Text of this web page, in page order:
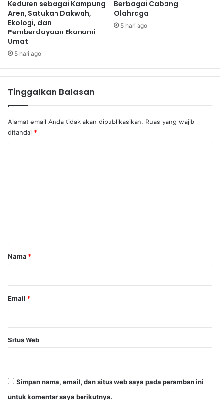
Keduren sebagai Kampung
Aren, Satukan Dakwah,
Ekologi, dan
Pemberdayaan Ekonomi
Umat
5 hari ago
Berbagai Cabang
Olahraga
5 hari ago
Tinggalkan Balasan
Alamat email Anda tidak akan dipublikasikan. Ruas yang wajib
ditandai *
rNama *
Email *
Situs Web
Simpan nama, email, dan situs web saya pada peramban ini
untuk komentar saya berikutnya.